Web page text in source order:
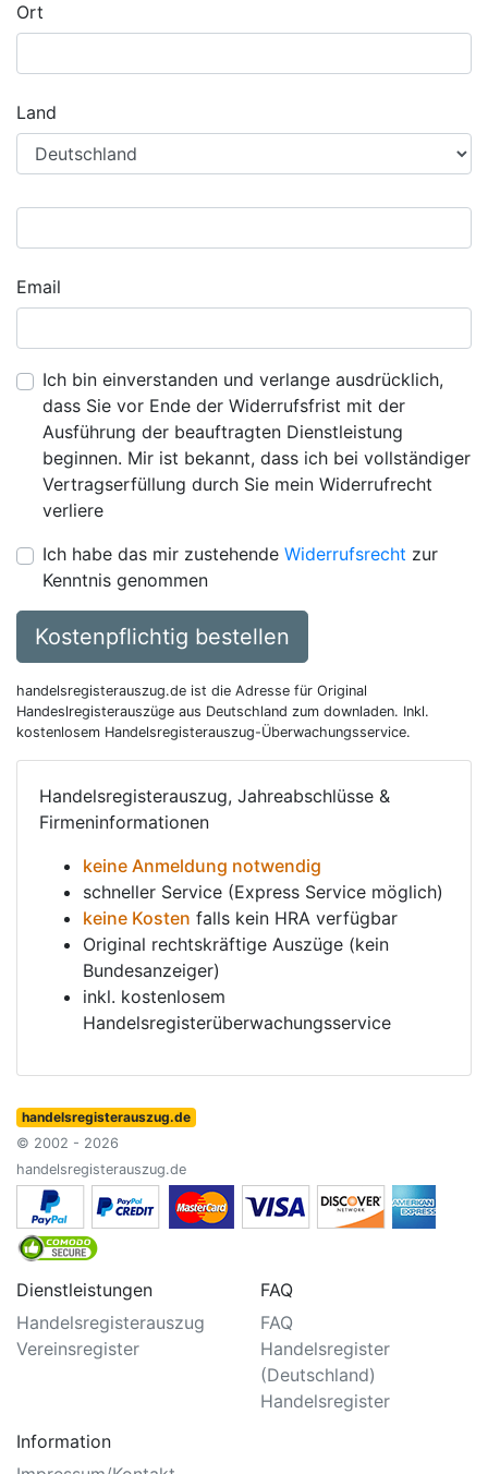
Ort
Land
Email
Ich bin einverstanden und verlange ausdrücklich,
dass Sie vor Ende der Widerrufsfrist mit der
Ausführung der beauftragten Dienstleistung
beginnen. Mir ist bekannt, dass ich bei vollständiger
Vertragserfüllung durch Sie mein Widerrufrecht
verliere
Ich habe das mir zustehende Widerrufsrecht zur
Kenntnis genommen
Kostenpflichtig bestellen
handelsregisterauszug.de ist die Adresse für Original
Handeslregisterauszüge aus Deutschland zum downladen. Inkl.
kostenlosem Handelsregisterauszug-Überwachungsservice.
Handelsregisterauszug, Jahreabschlüsse &
Firmeninformationen
keine Anmeldung notwendig
schneller Service (Express Service möglich)
keine Kosten falls kein HRA verfügbar
Original rechtskräftige Auszüge (kein
Bundesanzeiger)
inkl. kostenlosem
Handelsregisterüberwachungsservice
handelsregisterauszug.de
© 2002 - 2026
handelsregisterauszug.de
Dienstleistungen
Handelsregisterauszug
Vereinsregister
FAQ
FAQ
Handelsregister
(Deutschland)
Handelsregister
Information